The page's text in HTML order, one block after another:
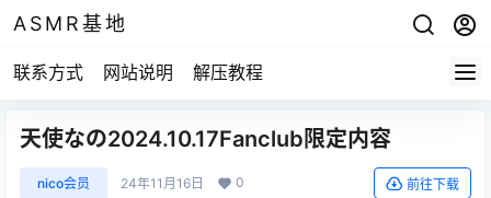
ASMR基地
联系方式 网站说明 解压教程
天使なの2024.10.17Fanclub限定内容
nico会员 24年11月16日 0 前往下载